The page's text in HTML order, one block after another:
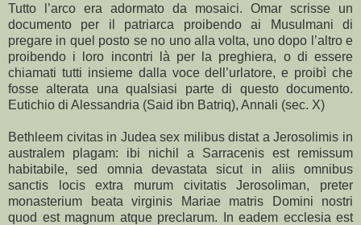
Tutto l’arco era adormato da mosaici. Omar scrisse un
documento per il patriarca proibendo ai Musulmani di
pregare in quel posto se no uno alla volta, uno dopo l’altro e
proibendo i loro incontri là per la preghiera, o di essere
chiamati tutti insieme dalla voce dell’urlatore, e proibì che
fosse alterata una qualsiasi parte di questo documento.
Eutichio di Alessandria (Said ibn Batriq), Annali (sec. X)
Bethleem civitas in Judea sex milibus distat a Jerosolimis in
australem plagam: ibi nichil a Sarracenis est remissum
habitabile, sed omnia devastata sicut in aliis omnibus
sanctis locis extra murum civitatis Jerosoliman, preter
monasterium beata virginis Mariae matris Domini nostri
quod est magnum atque preclarum. In eadem ecclesia est